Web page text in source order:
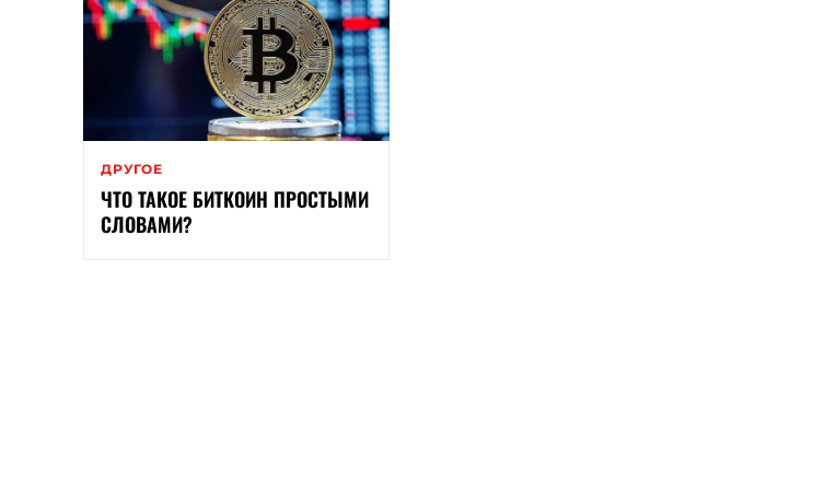
ДРУГОЕ
ЧТО ТАКОЕ БИТКОИН ПРОСТЫМИ
СЛОВАМИ?